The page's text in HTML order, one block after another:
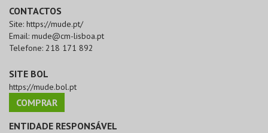
CONTACTOS
Site: https://mude.pt/
Email: mude@cm-lisboa.pt
Telefone: 218 171 892
SITE BOL
https://mude.bol.pt
COMPRAR
ENTIDADE RESPONSÁVEL